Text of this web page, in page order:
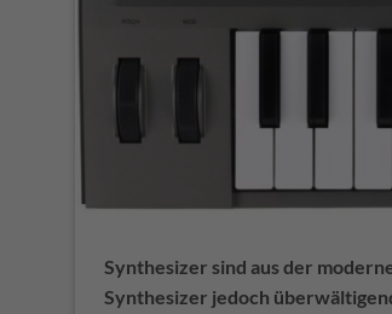
Synthesizer sind aus der
Synthesizer jedoch